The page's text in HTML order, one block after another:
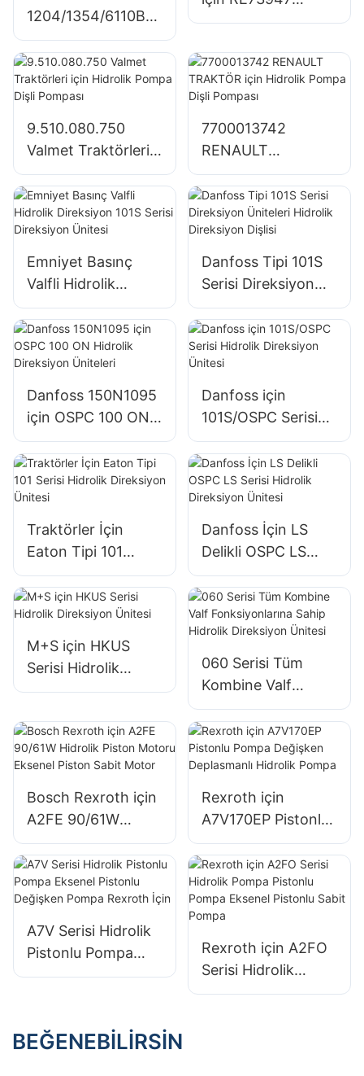
1204/1354/6110B
için Dişli Pompa
Büyük Tandem
Hidrolik Pompa
SJ21032
RE72058 Hidrolik
Pompası
9.510.080.750
Valmet Traktörleri
için Hidrolik Pompa
Dişli Pompası
7700013742
RENAULT
TRAKTÖR için
Hidrolik Pompa Dişli
Pompası
Emniyet Basınç
Valfli Hidrolik
Direksiyon 101S
Serisi Direksiyon
Ünitesi
Danfoss Tipi 101S
Serisi Direksiyon
Üniteleri Hidrolik
Direksiyon Dişlisi
Danfoss 150N1095
için OSPC 100 ON
Hidrolik Direksiyon
Üniteleri
Danfoss için
101S/OSPC Serisi
Hidrolik Direksiyon
Ünitesi
Traktörler İçin
Eaton Tipi 101
Serisi Hidrolik
Direksiyon Ünitesi
Danfoss İçin LS
Delikli OSPC LS
Serisi Hidrolik
Direksiyon Ünitesi
M+S için HKUS
Serisi Hidrolik
Direksiyon Ünitesi
060 Serisi Tüm
Kombine Valf
Fonksiyonlarına
Sahip Hidrolik
Direksiyon Ünitesi
Bosch Rexroth için
A2FE 90/61W
Hidrolik Piston
Motoru Eksenel
Piston Sabit Motor
Rexroth için
A7V170EP Pistonlu
Pompa Değişken
Deplasmanlı
Hidrolik Pompa
A7V Serisi Hidrolik
Pistonlu Pompa
Eksenel Pistonlu
Rexroth için A2FO
Serisi Hidrolik
Pompa Pistonlu
BEĞENEBILIRSIN